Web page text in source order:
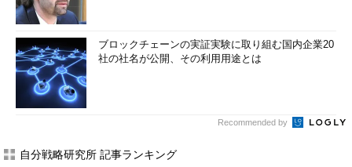
ブロックチェーンの実証実験に取り組む国内企業20
社の社名が公開、その利用用途とは
Recommended by
自分戦略研究所 記事ランキング